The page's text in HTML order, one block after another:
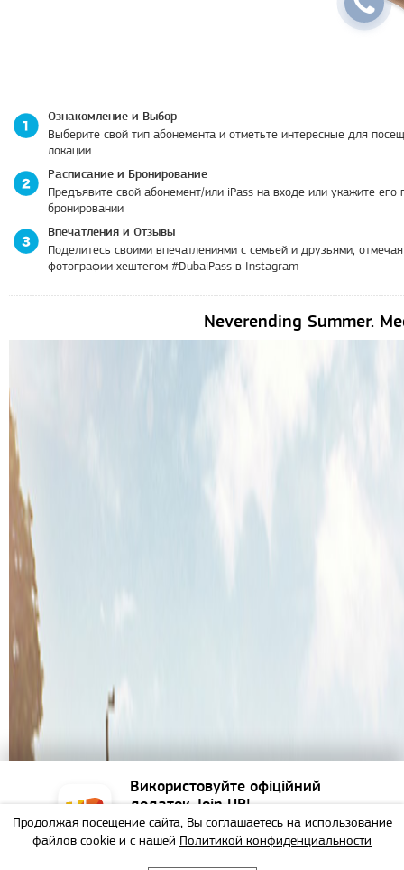
Ознакомление и Выбор
Выберите свой тип абонемента и отметьте интересные для
локации
Расписание и Бронирование
Предъявите свой абонемент/или iPass на входе или укажите его
бронировании
Впечатления и Отзывы
Поделитесь своими впечатлениями с семьей и друзьями,
фотографии хештегом #DubaiPass в Instagram
Neverending Summer.
Продолжая посещение сайта, Вы соглашаетесь на использование
файлов cookie и с нашей Политикой конфиденциальности
Використовуйте офіційний
додаток Join UP!
Найзручніший спосіб
забронювати тур!